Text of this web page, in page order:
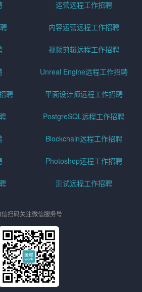
运营远程工作招聘
内容运营远程工作招聘
视频剪辑远程工作招聘
Unreal Engine远程工作招聘
聘 平面设计师远程工作招聘
PostgreSQL远程工作招聘
Blockchain远程工作招聘
Photoshop远程工作招聘
测试远程工作招聘
信扫码关注微信服务号